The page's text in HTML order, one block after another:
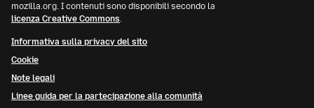
mozilla.org. I contenuti sono disponibili secondo la
licenza Creative Commons.
Informativa sulla privacy del sito
Cookie
Note legali
Linee guida per la partecipazione alla comunità